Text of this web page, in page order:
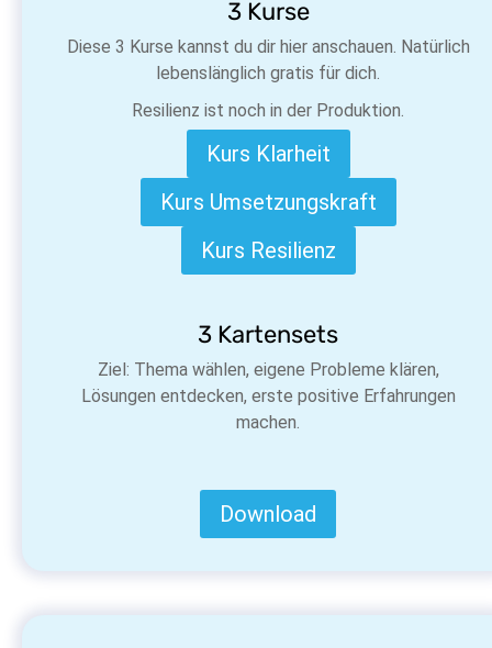
3 Kurse
Diese 3 Kurse kannst du dir hier anschauen. Natürlich
lebenslänglich gratis für dich.
Resilienz ist noch in der Produktion.
Kurs Klarheit
Kurs Umsetzungskraft
Kurs Resilienz
3 Kartensets
Ziel: Thema wählen, eigene Probleme klären,
Lösungen entdecken, erste positive Erfahrungen
machen.
Download